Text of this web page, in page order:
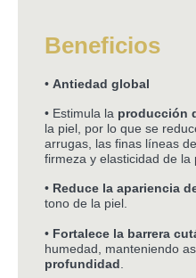
Beneficios
• Antiedad global
• Estimula la producción
la piel, por lo que se
arrugas, las finas líneas
firmeza y elasticidad de la
• Reduce la apariencia
tono de la piel.
• Fortalece la barrera
humedad, manteniendo
profundidad